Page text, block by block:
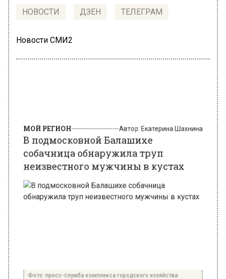
НОВОСТИ ДЗЕН ТЕЛЕГРАМ
Новости СМИ2
неизвестного мужчины в кустах